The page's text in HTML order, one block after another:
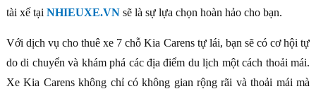
tài xế tại NHIEUXE.VNsẽ là sự lựa chọn hoàn hảo cho bạn.
Với dịch vụ cho thuê xe 7 chỗ Kia Carens tự lái, bạn sẽ có cơ hội tự
do di chuyển và khám phá các địa điểm du lịch một cách thoải mái.
Xe Kia Carens không chỉ có không gian rộng rãi và thoải mái mà